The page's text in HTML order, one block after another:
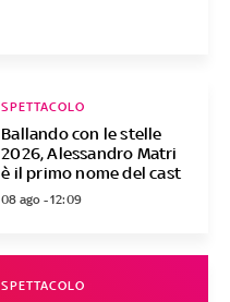
Ballando con le stelle
2026, Alessandro Matri
è il primo nome del cast
SPETTACOLO
08 ago - 12:09
SPETTACOLO